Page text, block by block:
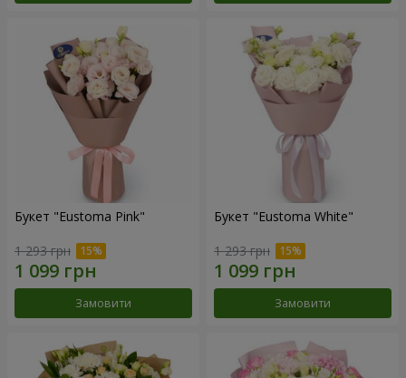
Букет "Eustoma Pink"
1 293 грн
Замовити
Букет "Eustoma White"
1 293 грн
Замовити